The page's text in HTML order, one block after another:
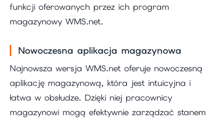
funkcji oferowanych przez ich program
magazynowy WMS.net.
Nowoczesna aplikacja magazynowa
Najnowsza wersja WMS.net oferuje nowoczesną
aplikację magazynową, która jest intuicyjna i
łatwa w obsłudze. Dzięki niej pracownicy
magazynowi mogą efektywnie zarządzać stanem